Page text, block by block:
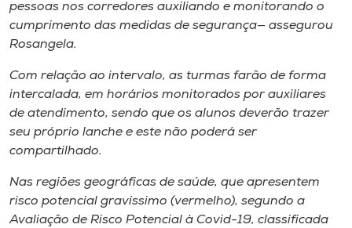
pessoas nos corredores auxiliando e monitorando o
cumprimento das medidas de segurança— assegurou
Rosangela.
Com relação ao intervalo, as turmas farão de forma
intercalada, em horários monitorados por auxiliares
de atendimento, sendo que os alunos deverão trazer
seu próprio lanche e este não poderá ser
compartilhado.
Nas regiões geográficas de saúde, que apresentem
risco potencial gravíssimo (vermelho), segundo a
Avaliação de Risco Potencial à Covid-19, classificada